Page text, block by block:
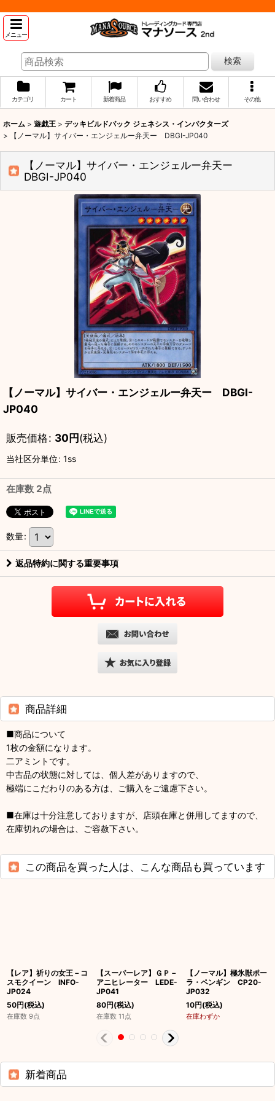
メニュー
検索
カテゴリ カート 新着商品 おすすめ 問い合わせ その他
ホーム > 遊戯王 > デッキビルドパック ジェネシス・インパクターズ
>
【ノーマル】サイバー・エンジェルー弁天ー DBGI-JP040
【ノーマル】サイバー・エンジェルー弁天ー
DBGI-JP040
【ノーマル】サイバー・エンジェルー弁天ー DBGI-
JP040
販売価格: 30円(税込)
当社区分単位: 1ss
在庫数 2点
数量:
返品特約に関する重要事項
商品詳細
■商品について
1枚の金額になります。
二アミントです。
中古品の状態に対しては、個人差がありますので、
極端にこだわりのある方は、ご購入をご遠慮下さい。
■在庫は十分注意しておりますが、店頭在庫と併用してますので、
在庫切れの場合は、ご容赦下さい。
この商品を買った人は、こんな商品も買っています
【レア】祈りの女王－コ
スモクイーン INFO-
JP024
50円(税込)
在庫数 9点
【スーパーレア】ＧＰ－
アニヒレーター LEDE-
JP041
80円(税込)
在庫数 11点
【ノーマル】極氷獣ポー
ラ・ペンギン CP20-
JP032
10円(税込)
在庫わずか
新着商品